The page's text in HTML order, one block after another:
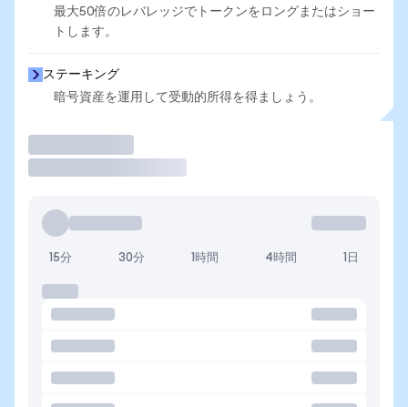
最大50倍のレバレッジでトークンをロングまたはショー
トします。
ステーキング
暗号資産を運用して受動的所得を得ましょう。
15分 30分 1時間 4時間 1日